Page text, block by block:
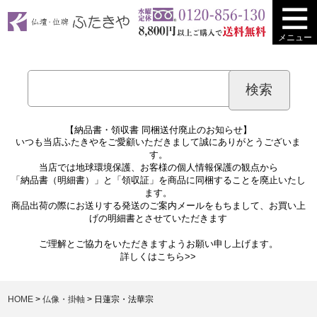
メニュー
【納品書・領収書 同梱送付廃止のお知らせ】
いつも当店ふたきやをご愛顧いただきまして誠にありがとうございま
す。
当店では地球環境保護、お客様の個人情報保護の観点から
「納品書（明細書）」と「領収証」を商品に同梱することを廃止いたし
ます。
商品出荷の際にお送りする発送のご案内メールをもちまして、お買い上
げの明細書とさせていただきます
ご理解とご協力をいただきますようお願い申し上げます。
詳しくはこちら>>
HOME 仏像・掛軸 日蓮宗・法華宗